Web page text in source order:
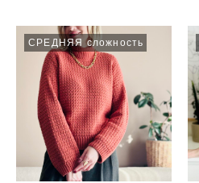
СРЕДНЯЯ сложность